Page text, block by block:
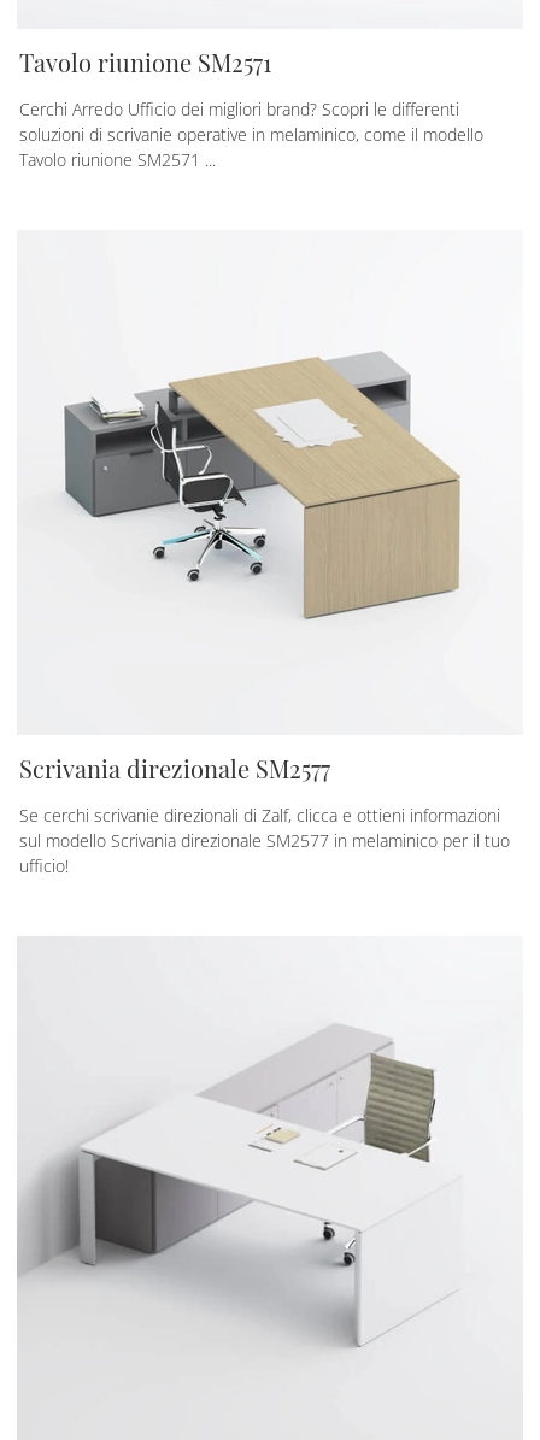
Tavolo riunione SM2571
Cerchi Arredo Ufficio dei migliori brand? Scopri le differenti
soluzioni di scrivanie operative in melaminico, come il modello
Tavolo riunione SM2571 ...
Scrivania direzionale SM2577
Se cerchi scrivanie direzionali di Zalf, clicca e ottieni informazioni
sul modello Scrivania direzionale SM2577 in melaminico per il tuo
ufficio!